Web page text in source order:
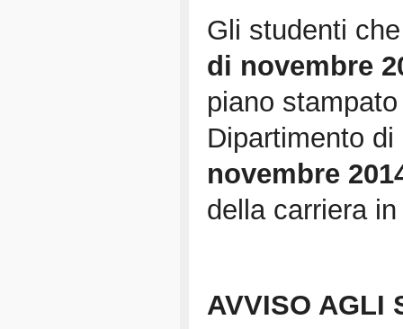
Gli studenti
di novembre
piano
Dipartimento
novembre
della carriera
AVVISO AGLI